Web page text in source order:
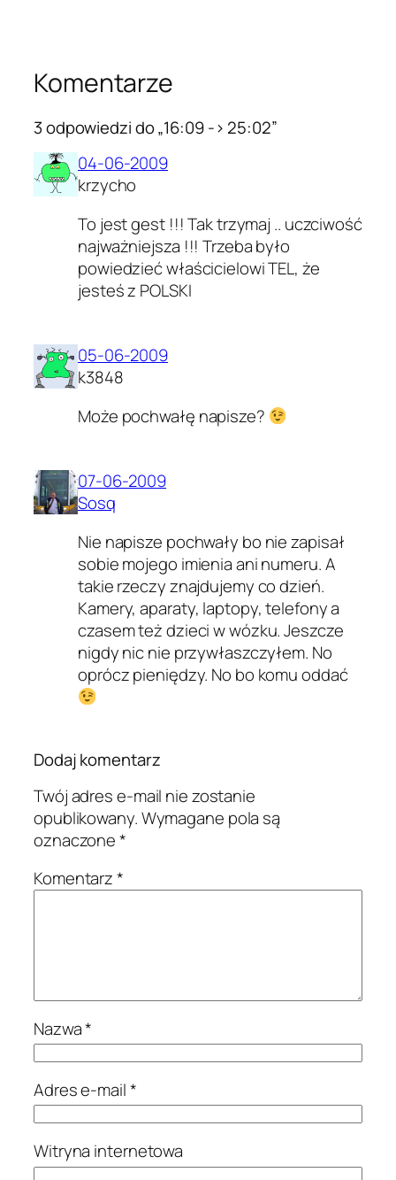
Komentarze
3 odpowiedzi do „16:09 -> 25:02”
04-06-2009
krzycho
To jest gest !!! Tak trzymaj .. uczciwość
najważniejsza !!! Trzeba było
powiedzieć właścicielowi TEL, że
jesteś z POLSKI
05-06-2009
k3848
Może pochwałę napisze?
07-06-2009
Sosq
Nie napisze pochwały bo nie zapisał
sobie mojego imienia ani numeru. A
takie rzeczy znajdujemy co dzień.
Kamery, aparaty, laptopy, telefony a
czasem też dzieci w wózku. Jeszcze
nigdy nic nie przywłaszczyłem. No
oprócz pieniędzy. No bo komu oddać
Dodaj komentarz
Twój adres e-mail nie zostanie
opublikowany.Wymagane pola są
oznaczone*
Komentarz*
Nazwa*
Adres e-mail*
Witryna internetowa